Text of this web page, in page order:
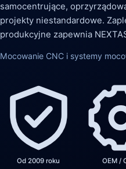
samocentrujące,
projekty niestandardowe.
produkcyjne zapewnia
Mocowanie CNC i systemy
Od 2009 roku OEM /